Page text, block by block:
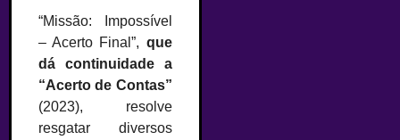
“Missão: Impossível
– Acerto Final”, que
dá continuidade a
“Acerto de Contas”
(2023), resolve
resgatar diversos